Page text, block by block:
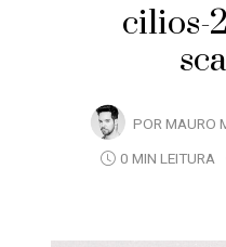
cilios-
POR MAURO
0 MIN LEITURA